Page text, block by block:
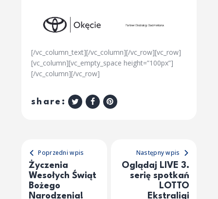
[/vc_column_text][/vc_column][/vc_row][vc_row]
[vc_column][vc_empty_space height=”100px”]
[/vc_column][/vc_row]
share:
Poprzedni wpis
Życzenia
Wesołych Świąt
Bożego
Narodzenia!
Następny wpis
Oglądaj LIVE 3.
serię spotkań
LOTTO
Ekstraligi